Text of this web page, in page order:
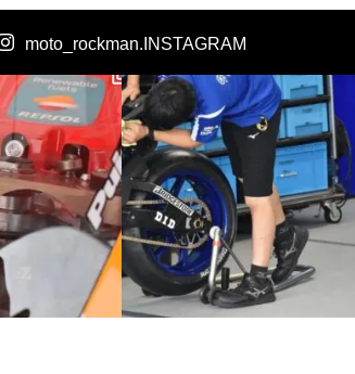
moto_rockman.INSTAGRAM